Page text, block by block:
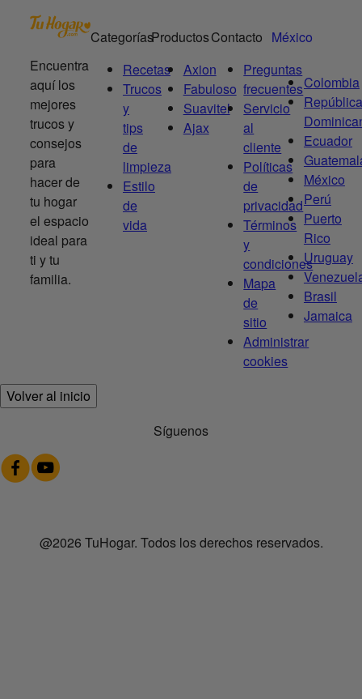
Encuentra
aquí los
mejores
trucos y
consejos
para
hacer de
tu hogar
el espacio
ideal para
ti y tu
familia.
Categorías
Recetas
Trucos
y
tips
de
limpieza
Estilo
de
vida
Productos
Axion
Fabuloso
Suavitel
Ajax
Contacto
Preguntas
frecuentes
Servicio
al
cliente
Políticas
de
privacidad
Términos
y
condiciones
Mapa
de
sitio
Administrar
cookies
México
Colombia
República
Ecuador
México
Perú
Puerto
Rico
Uruguay
Brasil
Jamaica
Volver al inicio
Síguenos
@2026 TuHogar. Todos los derechos reservados.